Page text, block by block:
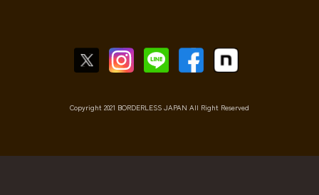
Copyright 2021 BORDERLESS JAPAN All Right Reserved